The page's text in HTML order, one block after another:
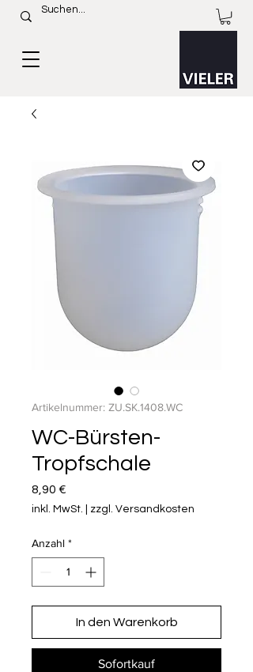
Artikelnummer: ZU.SK.1408.WC
WC-Bürsten-
Tropfschale
8,90 €
inkl. MwSt. zzgl. Versandkosten
Anzahl *
In den Warenkorb
Sofortkauf